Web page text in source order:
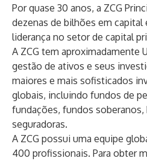
Por quase 30 anos, a ZCG
dezenas de bilhões em
liderança no setor de capital
A ZCG tem aproximadamente
gestão de ativos e seus
maiores e mais sofisticados
globais, incluindo fundos de
fundações, fundos soberanos,
seguradoras.
A ZCG possui uma equipe
400 profissionais. Para obter